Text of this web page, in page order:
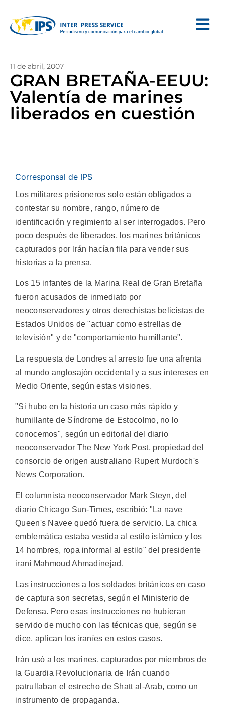
11 de abril, 2007
GRAN BRETAÑA-EEUU:
Valentía de marines
liberados en cuestión
Corresponsal de IPS
Los militares prisioneros solo están obligados a
contestar su nombre, rango, número de
identificación y regimiento al ser interrogados. Pero
poco después de liberados, los marines británicos
capturados por Irán hacían fila para vender sus
historias a la prensa.
Los 15 infantes de la Marina Real de Gran Bretaña
fueron acusados de inmediato por
neoconservadores y otros derechistas belicistas de
Estados Unidos de "actuar como estrellas de
televisión" y de "comportamiento humillante".
La respuesta de Londres al arresto fue una afrenta
al mundo anglosajón occidental y a sus intereses en
Medio Oriente, según estas visiones.
"Si hubo en la historia un caso más rápido y
humillante de Síndrome de Estocolmo, no lo
conocemos", según un editorial del diario
neoconservador The New York Post, propiedad del
consorcio de origen australiano Rupert Murdoch's
News Corporation.
El columnista neoconservador Mark Steyn, del
diario Chicago Sun-Times, escribió: "La nave
Queen's Navee quedó fuera de servicio. La chica
emblemática estaba vestida al estilo islámico y los
14 hombres, ropa informal al estilo" del presidente
iraní Mahmoud Ahmadinejad.
Las instrucciones a los soldados británicos en caso
de captura son secretas, según el Ministerio de
Defensa. Pero esas instrucciones no hubieran
servido de mucho con las técnicas que, según se
dice, aplican los iraníes en estos casos.
Irán usó a los marines, capturados por miembros de
la Guardia Revolucionaria de Irán cuando
patrullaban el estrecho de Shatt al-Arab, como un
instrumento de propaganda.